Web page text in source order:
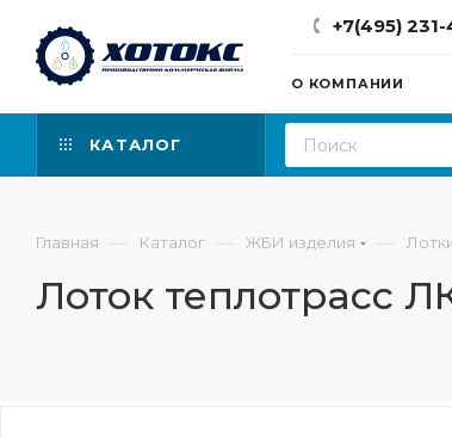
+7(495)
О КОМПАНИИ
КАТАЛОГ
Главная — Каталог — ЖБИ изделия —
Лоток теплотрасс